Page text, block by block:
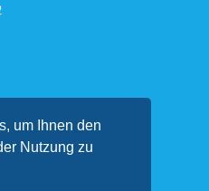
um Ihnen den
Nutzung zu